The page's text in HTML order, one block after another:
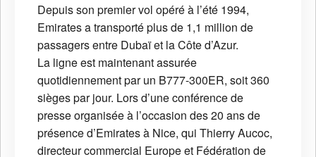
Depuis son premier vol opéré à l’été 1994,
Emirates a transporté plus de 1,1 million de
passagers entre Dubaï et la Côte d’Azur.
La ligne est maintenant assurée
quotidiennement par un B777-300ER, soit 360
sièges par jour. Lors d’une conférence de
presse organisée à l’occasion des 20 ans de
présence d’Emirates à Nice, qui Thierry Aucoc,
directeur commercial Europe et Fédération de